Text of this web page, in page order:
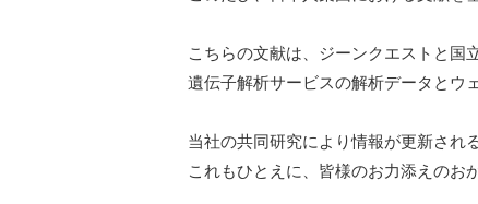
こちらの文献は、ジーンクエストと国
遺伝子解析サービスの解析データとウ
当社の共同研究により情報が更新され
これもひとえに、皆様のお力添えのお